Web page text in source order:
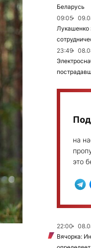
Беларусь
09:05
Лукашенко
23:49
на
это
22:00
Вячорка: